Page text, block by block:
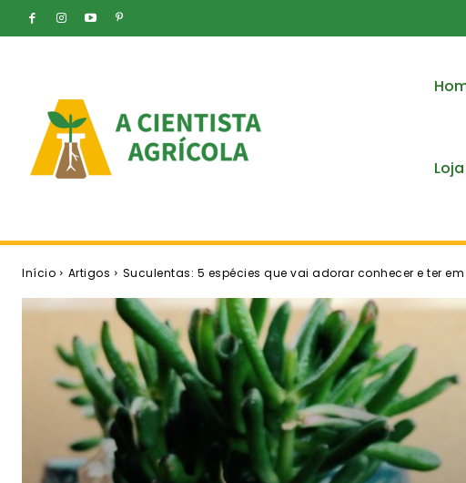
Início Artigos Suculentas: 5 espécies que vai adorar conhecer e ter